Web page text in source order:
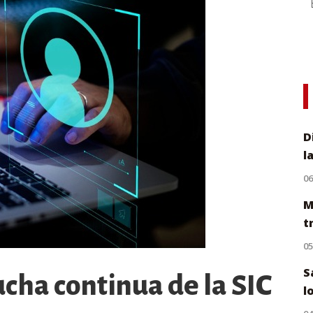
continua de la SIC